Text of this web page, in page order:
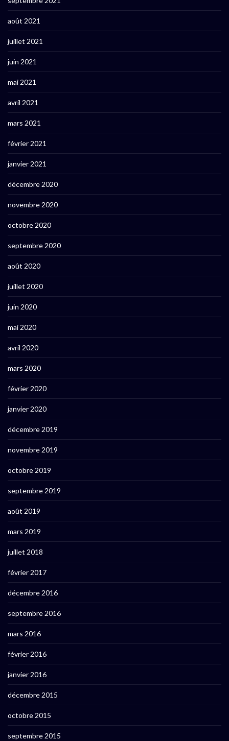
août 2021
juillet 2021
juin 2021
mai 2021
avril 2021
mars 2021
février 2021
janvier 2021
décembre 2020
novembre 2020
octobre 2020
septembre 2020
août 2020
juillet 2020
juin 2020
mai 2020
avril 2020
mars 2020
février 2020
janvier 2020
décembre 2019
novembre 2019
octobre 2019
septembre 2019
août 2019
mars 2019
juillet 2018
février 2017
décembre 2016
septembre 2016
mars 2016
février 2016
janvier 2016
décembre 2015
octobre 2015
septembre 2015